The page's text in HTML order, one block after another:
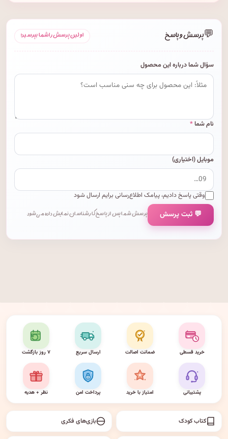
💬پرسش و پاسخ اولین پرسش را شما بپرسید!
سؤال شما درباره این محصول
نام شما*
موبایل (اختیاری)
وقتی پاسخ دادیم، پیامک اطلاع‌رسانی برایم ارسال شود
💬 ثبت پرسش پرسش شما پس از پاسخ کارشناسان نمایش داده می‌شود.
خرید قسطی ضمانت اصالت ارسال سریع ۷ روز بازگشت
پشتیبانی امتیاز با خرید پرداخت امن نظر + هدیه
کتاب کودک بازی‌های فکری